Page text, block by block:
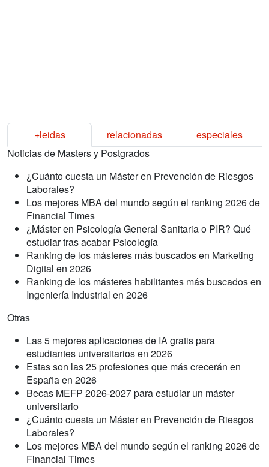
+leidas relacionadas
especiales
Noticias de Masters y Postgrados
¿Cuánto cuesta un Máster en Prevención de Riesgos
Laborales?
Los mejores MBA del mundo según el ranking 2026 de
Financial Times
¿Máster en Psicología General Sanitaria o PIR? Qué
estudiar tras acabar Psicología
Ranking de los másteres más buscados en Marketing
Digital en 2026
Ranking de los másteres habilitantes más buscados en
Ingeniería Industrial en 2026
Otras
Las 5 mejores aplicaciones de IA gratis para
estudiantes universitarios en 2026
Estas son las 25 profesiones que más crecerán en
España en 2026
Becas MEFP 2026-2027 para estudiar un máster
universitario
¿Cuánto cuesta un Máster en Prevención de Riesgos
Laborales?
Los mejores MBA del mundo según el ranking 2026 de
Financial Times